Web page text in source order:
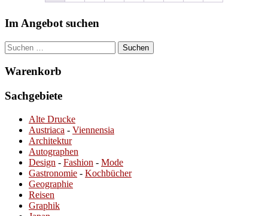
Im Angebot suchen
Suchen
nach:
Warenkorb
Sachgebiete
Alte Drucke
Austriaca - Viennensia
Architektur
Autographen
Design - Fashion - Mode
Gastronomie - Kochbücher
Geographie
Reisen
Graphik